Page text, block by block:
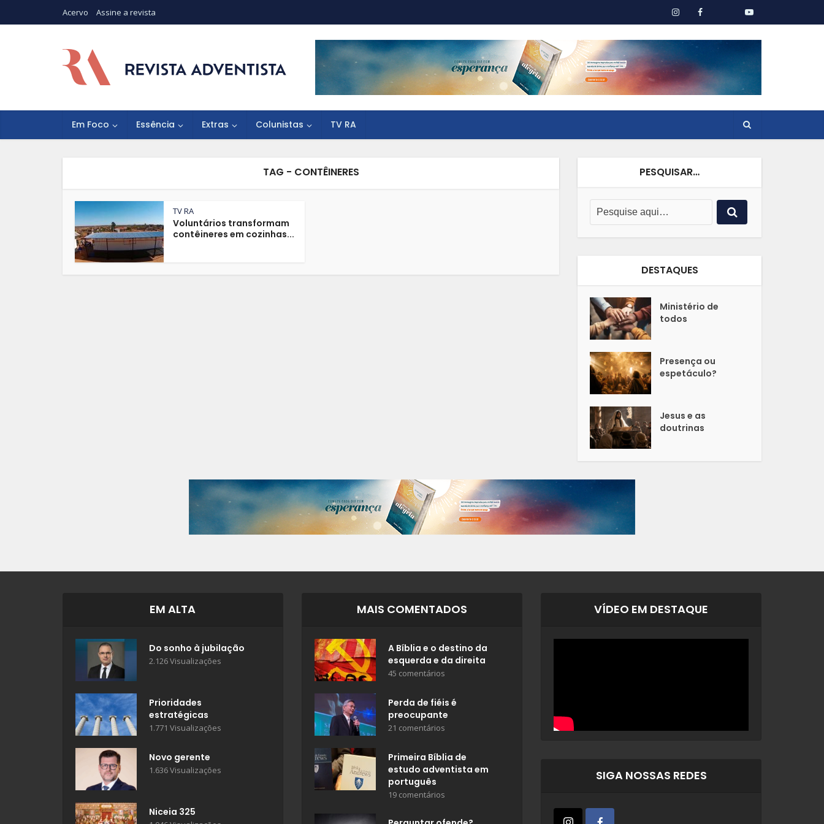
Acervo Assine a revista
Em Foco Essência Extras Colunistas TV RA
TAG - CONTÊINERES
TV RA
Voluntários transformam
contêineres em cozinhas...
PESQUISAR…
DESTAQUES
Ministério de
todos
Presença ou
espetáculo?
Jesus e as
doutrinas
EM ALTA
Do sonho à jubilação
2.126 Visualizações
Prioridades
estratégicas
1.771 Visualizações
Novo gerente
1.636 Visualizações
Niceia 325
MAIS COMENTADOS
A Bíblia e o destino da
esquerda e da direita
45 comentários
Perda de fiéis é
preocupante
21 comentários
Primeira Bíblia de
estudo adventista em
português
19 comentários
VÍDEO EM DESTAQUE
SIGA NOSSAS REDES